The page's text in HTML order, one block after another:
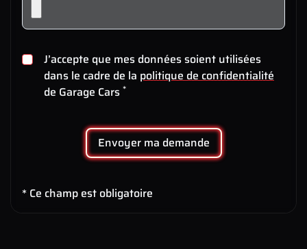
J’accepte que mes données soient utilisées
dans le cadre de la politique de confidentialité
de Garage Cars *
Envoyer ma demande
* Ce champ est obligatoire